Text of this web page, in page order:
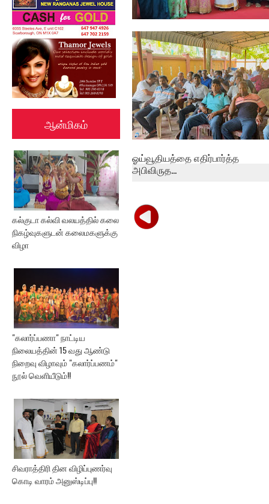
ஆன்மிகம்
கல்குடா கல்வி வலயத்தில் கலை
நிகழ்வுகளுடன் கலைமகளுக்கு
விழா
"கலார்ப்பணா" நாட்டிய
நிலையத்தின் 15 வது ஆண்டு
நிறைவு விழாவும் "கலார்ப்பணம்"
நூல் வெளியீடும்!!
சிவராத்திரி தின விழிப்புணர்வு
கொடி வாரம் அனுஸ்டிப்பு!!
பேத்தாழை பொது நூலகத்தில்
உலக புத்தக...
ஓய்வூதியத்தை எதிர்பார்த்த
அபிவிருத...